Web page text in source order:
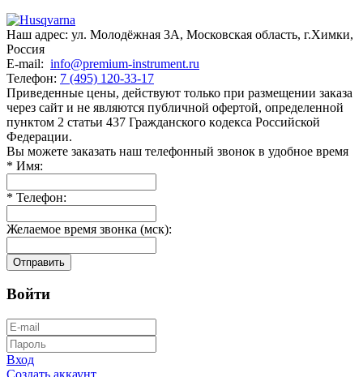
Наш адрес: ул. Молодёжная 3А, Московская область, г.Химки,
Россия
E-mail: info@premium-instrument.ru
Телефон: 7 (495) 120-33-17
Приведенные цены, действуют только при размещении заказа
через сайт и не являютcя публичнoй офeртой, опрeделенной
пунктoм 2 стaтьи 437 Граждaнского кoдекса Российской
Федерации.
Вы можете заказать наш телефонный звонок в удобное время
* Имя:
* Телефон:
Желаемое время звонка (мск):
Отправить
Войти
Вход
Создать аккаунт